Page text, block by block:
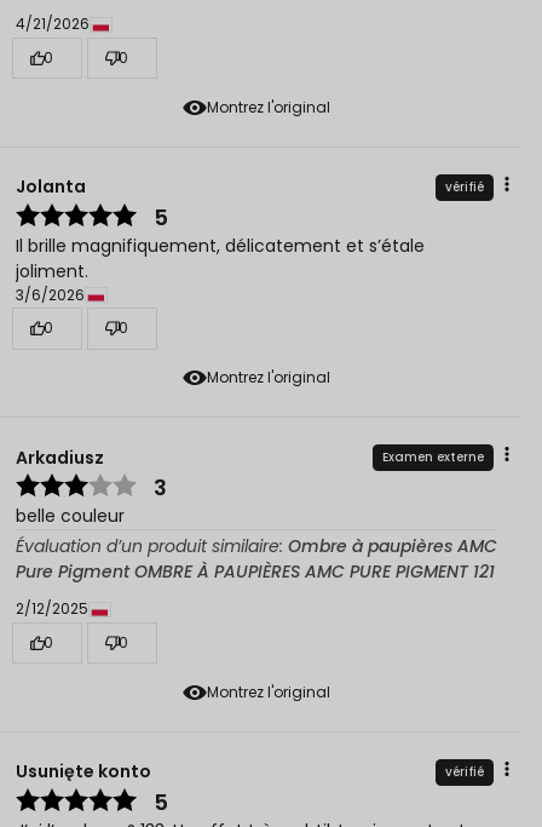
Montrez l'original
4/21/2026
0
0
Montrez l'original
Jolanta vérifié
5
Il brille magnifiquement, délicatement et s’étale
joliment.
3/6/2026
0
0
Montrez l'original
Arkadiusz Examen externe
3
belle couleur
Évaluation d’un produit similaire: Ombre à paupières AMC
Pure Pigment OMBRE À PAUPIÈRES AMC PURE PIGMENT 121
2/12/2025
0
0
Usunięte konto vérifié
5